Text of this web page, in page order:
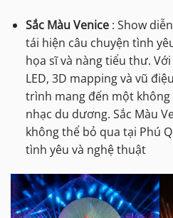
Sắc Màu Venice: Show
tái hiện câu chuyện tình
họa sĩ và nàng tiểu thư.
LED, 3D mapping và vũ
trình mang đến một không
nhạc du dương. Sắc Màu
không thể bỏ qua tại Phú
tình yêu và nghệ thuật